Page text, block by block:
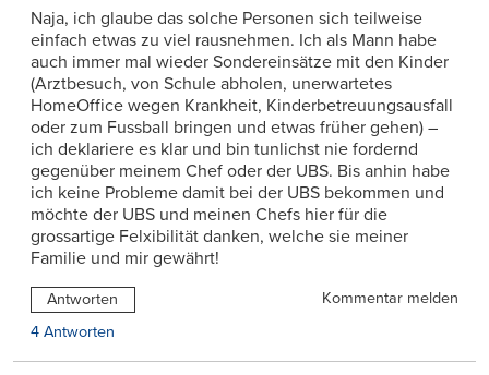
Naja, ich glaube das solche Personen sich teilweise
einfach etwas zu viel rausnehmen. Ich als Mann habe
auch immer mal wieder Sondereinsätze mit den Kinder
(Arztbesuch, von Schule abholen, unerwartetes
HomeOffice wegen Krankheit, Kinderbetreuungsausfall
oder zum Fussball bringen und etwas früher gehen) –
ich deklariere es klar und bin tunlichst nie fordernd
gegenüber meinem Chef oder der UBS. Bis anhin habe
ich keine Probleme damit bei der UBS bekommen und
möchte der UBS und meinen Chefs hier für die
grossartige Felxibilität danken, welche sie meiner
Familie und mir gewährt!
Antworten
Kommentar melden
4 Antworten